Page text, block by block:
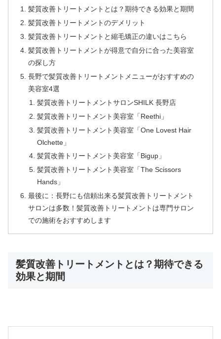
髪質改善トリートメントとは？期待できる効果と期間
髪質改善トリートメントのデメリット
髪質改善トリートメントと縮毛矯正の違いはこちら
髪質改善トリートメントが得意で自分に合った美容室
の探し方
長野で髪質改善トリートメントメニューがおすすめの
美容室4選
髪質改善トリートメントサロンSHILK 長野店
髪質改善トリートメント美容室「Reethi」
髪質改善トリートメント美容室「One Lovest Hair
Olchette」
髪質改善トリートメント美容室「Bigup」
髪質改善トリートメント美容室「The Scissors
Hands」
最後に：長野にも信頼出来る髪質改善トリートメント
サロンは多数！髪質改善トリートメントは専門サロン
での施術をおすすめします
髪質改善トリートメントとは？期待できる
効果と期間